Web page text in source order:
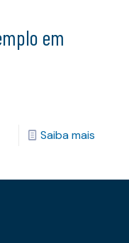
em
Saiba mais